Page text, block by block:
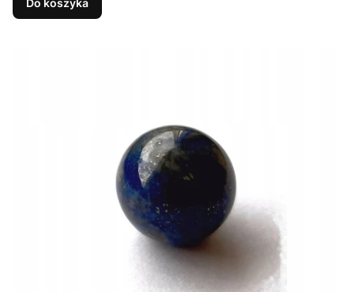
Do koszyka